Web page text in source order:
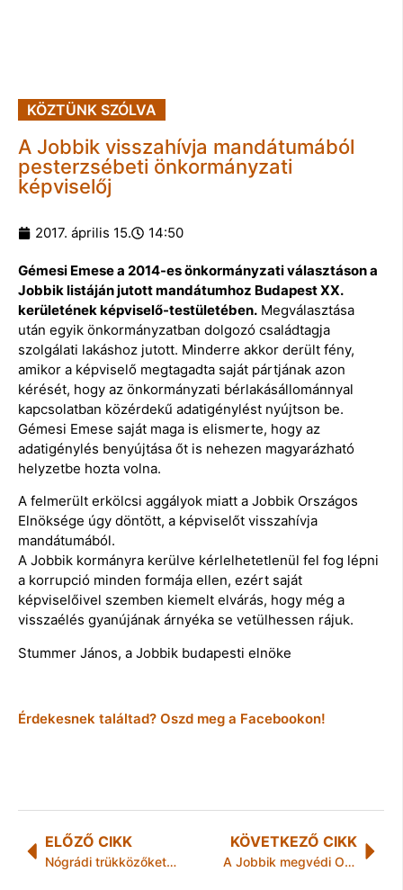
KÖZTÜNK SZÓLVA
A Jobbik visszahívja mandátumából
pesterzsébeti önkormányzati
képviselőj
2017. április 15. 14:50
Gémesi Emese a 2014-es önkormányzati választáson a
Jobbik listáján jutott mandátumhoz Budapest XX.
kerületének képviselő-testületében. Megválasztása
után egyik önkormányzatban dolgozó családtagja
szolgálati lakáshoz jutott. Minderre akkor derült fény,
amikor a képviselő megtagadta saját pártjának azon
kérését, hogy az önkormányzati bérlakásállománnyal
kapcsolatban közérdekű adatigénylést nyújtson be.
Gémesi Emese saját maga is elismerte, hogy az
adatigénylés benyújtása őt is nehezen magyarázható
helyzetbe hozta volna.
A felmerült erkölcsi aggályok miatt a Jobbik Országos
Elnöksége úgy döntött, a képviselőt visszahívja
mandátumából.
A Jobbik kormányra kerülve kérlelhetetlenül fel fog lépni
a korrupció minden formája ellen, ezért saját
képviselőivel szemben kiemelt elvárás, hogy még a
visszaélés gyanújának árnyéka se vetülhessen rájuk.
Stummer János, a Jobbik budapesti elnöke
Érdekesnek találtad? Oszd meg a Facebookon!
ELŐZŐ CIKK
Nógrádi trükközőket lepleztek le a pénzügyi nyomozók
KÖVETKEZŐ CIKK
A Jobbik megvédi Orbán korruptságát bemutató óriásplakátjait